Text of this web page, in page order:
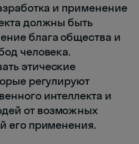
и применение
должны быть
блага общества и
человека.
этические
регулируют
интеллекта и
от возможных
его применения.